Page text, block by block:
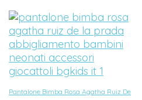
Pantalone Bimba Rosa Agatha Ruiz De